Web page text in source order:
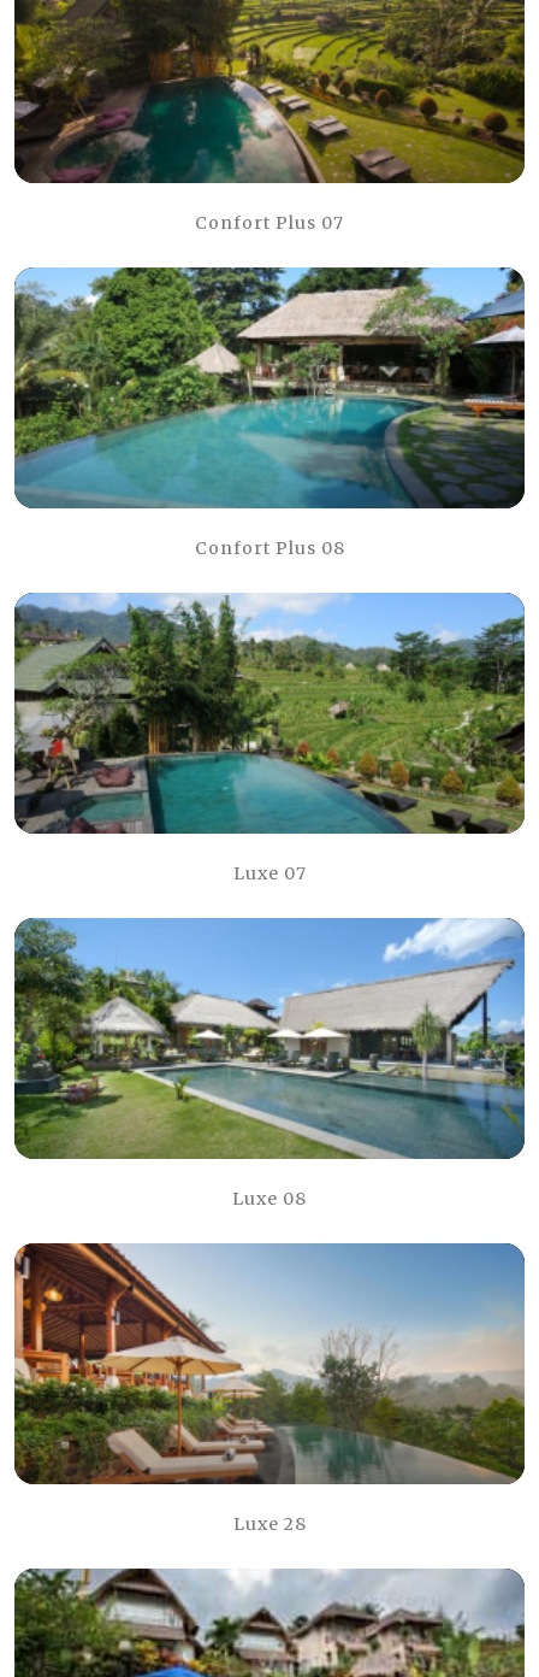
Confort Plus 07
Confort Plus 08
Luxe 07
Luxe 08
Luxe 28